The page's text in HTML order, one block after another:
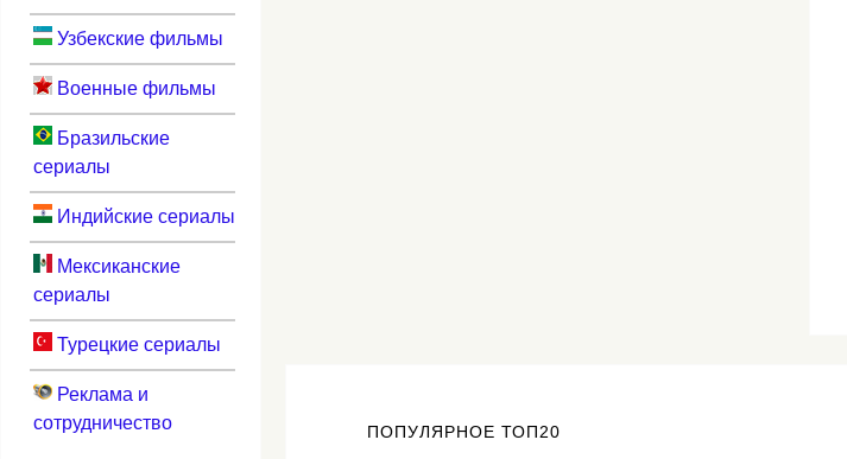
ПОПУЛЯРНОЕ ТОП20
Узбекские фильмы
Военные фильмы
Бразильские
сериалы
Индийские сериалы
Мексиканские
сериалы
Турецкие сериалы
Реклама и
сотрудничество